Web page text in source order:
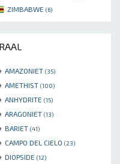
ZIMBABWE (6)
AMAZONIET (35)
AMETHIST (100)
ANHYDRITE (15)
ARAGONIET (13)
BARIET (41)
CAMPO DEL CIELO (23)
DIOPSIDE (12)